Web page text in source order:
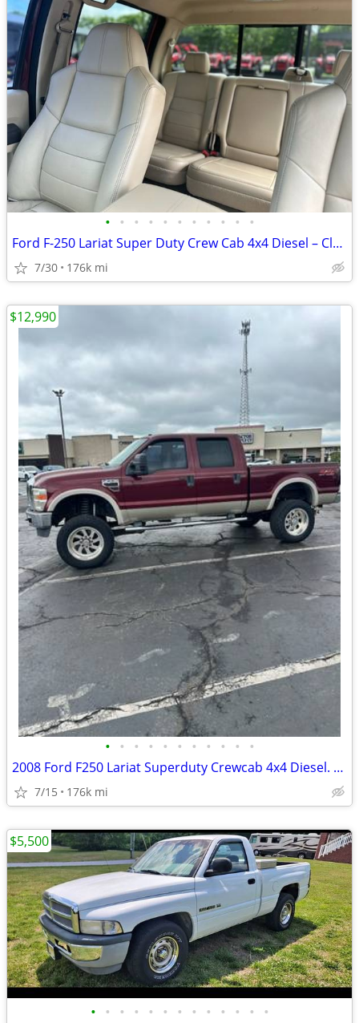
• • • • • • • • • • •
Ford F-250 Lariat Super Duty Crew Cab 4x4 Diesel – Clean, Upgraded.
7/30 176k mi
• • • • • • • • • • •
2008 Ford F250 Lariat Superduty Crewcab 4x4 Diesel. CLEAN & NO RUST!
7/15 176k mi
$12,990
• • • • • • • • • • • • •
$5,500